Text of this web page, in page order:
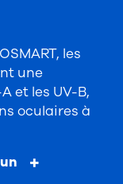
les
une
et les UV-B,
oculaires à